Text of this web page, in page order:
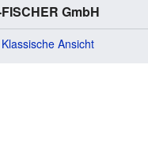
GmbH
Klassische Ansicht